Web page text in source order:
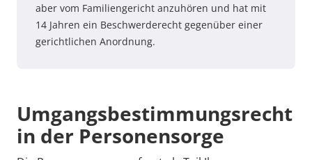
aber vom Familiengericht anzuhören und hat mit
14 Jahren ein Beschwerderecht gegenüber einer
gerichtlichen Anordnung.
Umgangsbestimmungsrecht
in der Personensorge